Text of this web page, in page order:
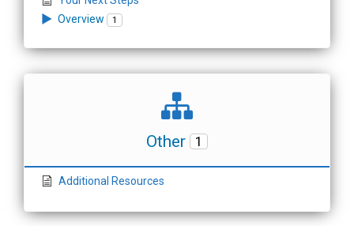
Overview
1
Other 1
Additional Resources